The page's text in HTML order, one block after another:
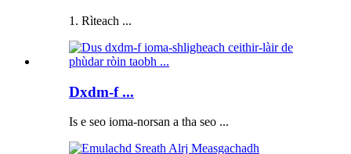
1. Rìteach ...
Dxdm-f ...
Is e seo ioma-norsan a tha seo ...